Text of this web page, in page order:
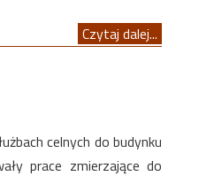
Czytaj dalej...
celnych do budynku
prace zmierzające do